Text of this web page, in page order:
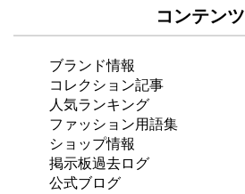
コンテンツ
ブランド情報
コレクション記事
人気ランキング
ファッション用語集
ショップ情報
掲示板過去ログ
公式ブログ